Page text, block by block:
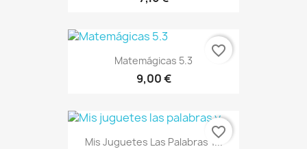
Matemágicas 5.3
9,00 €
favorite_border
Mis Juguetes Las Palabras Y...
favorite_border